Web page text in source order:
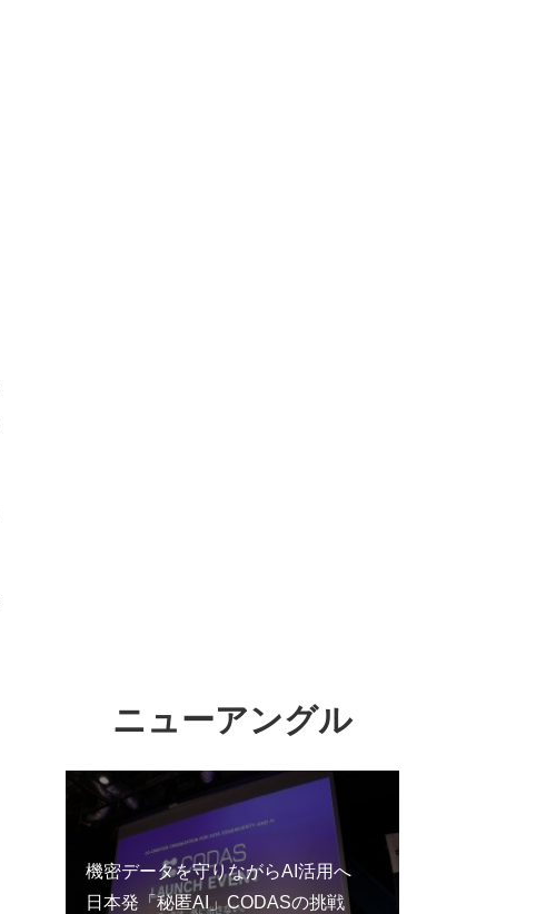
ニューアングル
機密データを守りながらAI活用へ
日本発「秘匿AI」CODASの挑戦